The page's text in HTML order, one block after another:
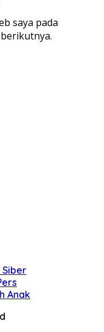
saya pada
Siber
Anak